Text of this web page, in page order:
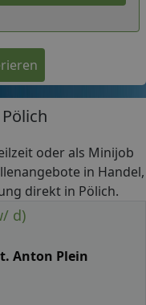
oder als Minijob
in Handel,
direkt in Pölich.
d)
Anton Plein